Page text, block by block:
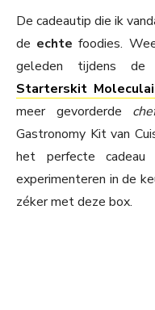
De cadeautip die ik
de echtefoodies.
geleden tijdens de
Starterskit
meer gevorderde
Gastronomy Kit van
het perfecte
experimenteren in de
zéker met deze box.